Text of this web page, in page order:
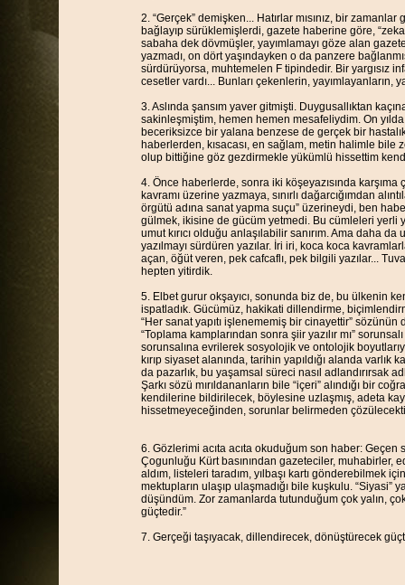
2. “Gerçek” demişken... Hatırlar mısınız, bir
bağlayıp sürüklemişlerdi, gazete haberine göre, “zeka
sabaha dek dövmüşler, yayımlamayı göze alan
yazmadı, on dört yaşındayken o da panzere
sürdürüyorsa, muhtemelen F tipindedir. Bir yargısız
cesetler vardı... Bunları çekenlerin, yayımlayanların,
3. Aslında şansım yaver gitmişti. Duygusallıktan
sakinleşmiştim, hemen hemen mesafeliydim. On
beceriksizce bir yalana benzese de gerçek bir
haberlerden, kısacası, en sağlam, metin halimle bile
olup bittiğine göz gezdirmekle yükümlü hissettim
4. Önce haberlerde, sonra iki köşeyazısında karşıma
kavramı üzerine yazmaya, sınırlı dağarcığımdan
örgütü adına sanat yapma suçu” üzerineydi, ben
gülmek, ikisine de gücüm yetmedi. Bu cümleleri yerli
umut kırıcı olduğu anlaşılabilir sanırım. Ama daha
yazılmayı sürdüren yazılar. İri iri, koca koca
açan, öğüt veren, pek cafcaflı, pek bilgili yazılar...
hepten yitirdik.
5. Elbet gurur okşayıcı, sonunda biz de, bu ülkenin
ispatladık. Gücümüz, hakikati dillendirme,
“Her sanat yapıtı işlenememiş bir cinayettir”
“Toplama kamplarından sonra şiir yazılır mı”
sorunsalına evrilerek sosyolojik ve ontolojik
kırıp siyaset alanında, tarihin yapıldığı alanda
da pazarlık, bu yaşamsal süreci nasıl adlandırırsak
Şarkı sözü mırıldananların bile “içeri” alındığı bir
kendilerine bildirilecek, böylesine uzlaşmış, adeta
hissetmeyeceğinden, sorunlar belirmeden
6. Gözlerimi acıta acıta okuduğum son haber: Geçen
Çogunluğu Kürt basınından gazeteciler, muhabirler,
aldım, listeleri taradım, yılbaşı kartı gönderebilmek
mektupların ulaşıp ulaşmadığı bile kuşkulu.
düşündüm. Zor zamanlarda tutunduğum çok yalın,
güçtedir.”
7. Gerçeği taşıyacak, dillendirecek, dönüştürecek